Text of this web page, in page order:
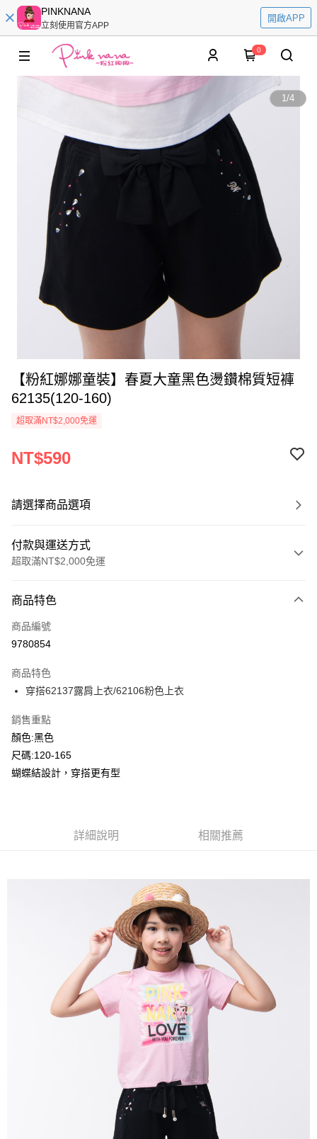
PINKNANA
立刻使用官方APP
開啟APP
0
1/4
【粉紅娜娜童裝】春夏大童黑色燙鑽棉質短褲
62135(120-160)
超取滿NT$2,000免運
NT$590
請選擇商品選項
付款與運送方式
超取滿NT$2,000免運
信用卡一次付款
超商取貨付款
Apple Pay
Google Pay
ATM付款
運送方式
付款後全家取貨
每筆NT$80，滿NT$2,000(含以上)免運費
每筆NT$80，滿NT$2,000(含以上)免運費
每筆NT$80，滿NT$2,000(含以上)免運費
商品特色
商品編號
9780854
商品特色
穿搭62137露肩上衣/62106粉色上衣
銷售重點
顏色:黑色
尺碼:120-165
蝴蝶結設計，穿搭更有型
詳細說明 相關推薦